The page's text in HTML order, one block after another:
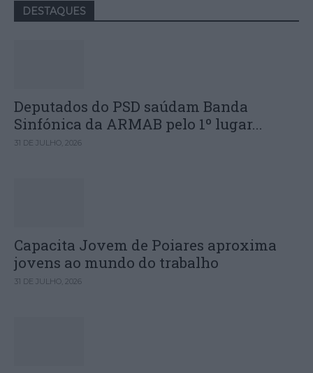
DESTAQUES
Deputados do PSD saúdam Banda
Sinfónica da ARMAB pelo 1º lugar...
31 DE JULHO, 2026
Capacita Jovem de Poiares aproxima
jovens ao mundo do trabalho
31 DE JULHO, 2026